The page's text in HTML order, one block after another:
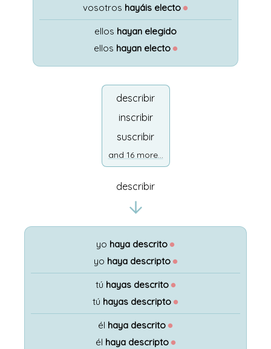
vosotros hayáis electo ●
ellos hayan elegido
ellos hayan electo ●
describir
inscribir
suscribir
and 16 more...
describir
yo haya descrito ●
yo haya descripto ●
tú hayas descrito ●
tú hayas descripto ●
él haya descrito ●
él haya descripto ●